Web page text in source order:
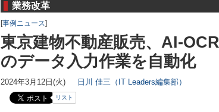
業務改革
[事例ニュース]
東京建物不動産販売、AI-
のデータ入力作業を自動化
2024年3月12日(火) 日川 佳三（IT Leaders編集部）
リスト